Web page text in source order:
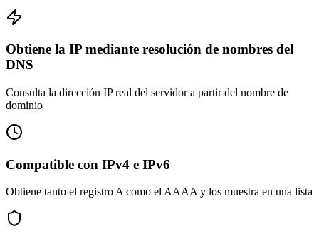
Obtiene la IP mediante resolución de nombres del
DNS
Consulta la dirección IP real del servidor a partir del nombre de
dominio
Compatible con IPv4 e IPv6
Obtiene tanto el registro A como el AAAA y los muestra en una lista